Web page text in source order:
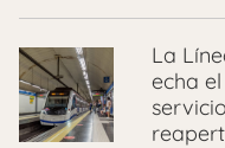
La
echa